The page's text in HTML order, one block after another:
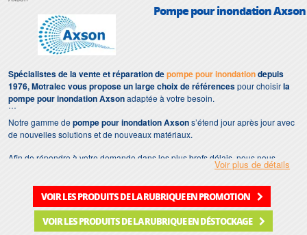
Pompe pour inondation Axson
Spécialistes de la vente et réparation depompe pour inondationdepuis
1976, Motralec vous propose un large choix de référencespour choisirla
pompe pour inondation Axsonadaptée à votre besoin.
Notre gamme depompe pour inondation Axsons’étend jour après jour avec
de nouvelles solutions et de nouveaux matériaux.
Afin de répondre à votre demande dans les plus brefs délais, nous nous
pompe pour
Motralecmet également à votre disposition son service deréparationet
maintenance depompe pour inondation.
Voir plus de détails
VOIR LES PRODUITS DE LA RUBRIQUE EN PROMOTION
VOIR LES PRODUITS DE LA RUBRIQUE EN DÉSTOCKAGE